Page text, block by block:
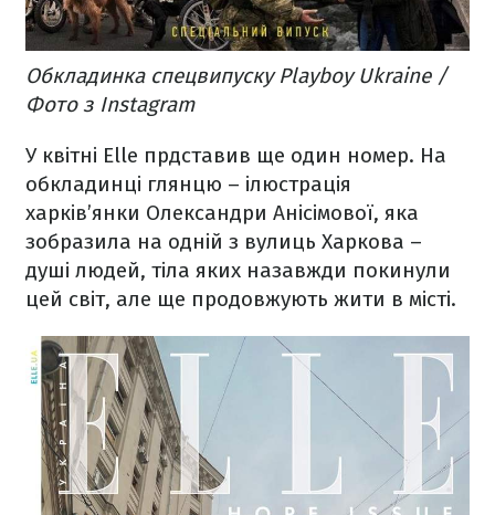
Обкладинка спецвипуску Playboy Ukraine /
Фото з Instagram
У квітні Elle прдставив ще один номер. На
обкладинці глянцю – ілюстрація
харків’янки Олександри Анісімової, яка
зобразила на одній з вулиць Харкова –
душі людей, тіла яких назавжди покинули
цей світ, але ще продовжують жити в місті.